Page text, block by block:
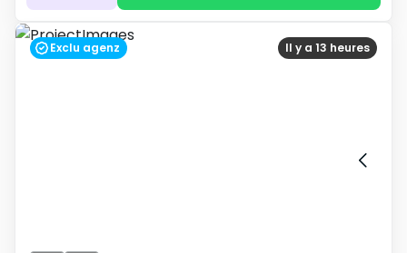
Il y a 13 heures
Exclu agenz